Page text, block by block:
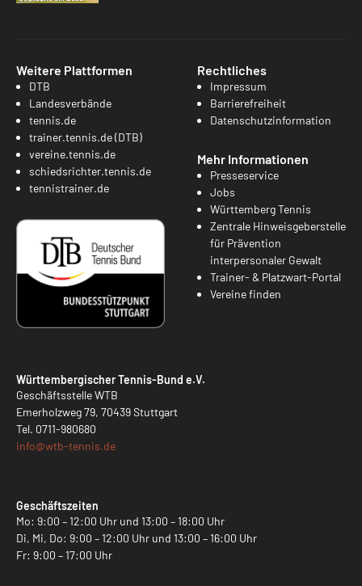
Weitere Plattformen
DTB
Landesverbände
tennis.de
trainer.tennis.de (DTB)
vereine.tennis.de
schiedsrichter.tennis.de
tennistrainer.de
Rechtliches
Impressum
Barrierefreiheit
Datenschutzinformation
Mehr Informationen
Presseservice
Jobs
Württemberg Tennis
Zentrale Hinweisgeberstelle
für Prävention
interpersonaler Gewalt
Trainer- & Platzwart-Portal
Vereine finden
Württembergischer Tennis-Bund e.V.
Geschäftsstelle WTB
Emerholzweg 79, 70439 Stuttgart
Tel. 0711-980680
info@wtb-tennis.de
Geschäftszeiten
Mo: 9:00 – 12:00 Uhr und 13:00 – 18:00 Uhr
Di, Mi, Do: 9:00 – 12:00 Uhr und 13:00 – 16:00 Uhr
Fr: 9:00 – 17:00 Uhr